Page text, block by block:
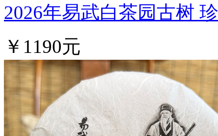
2026年易武白茶园古树
￥1190元